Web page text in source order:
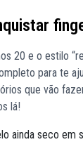
20 e o estilo
para te
que vão
lá!
ainda seco em